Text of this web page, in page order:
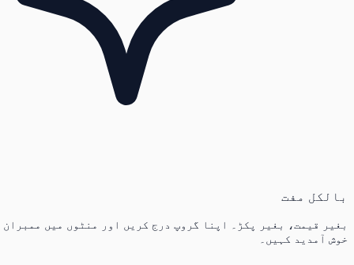
بالکل مفت
بغیر قیمت، بغیر پکڑ۔ اپنا گروپ درج کریں اور منٹوں میں ممبران
خوش آمدید کہیں۔